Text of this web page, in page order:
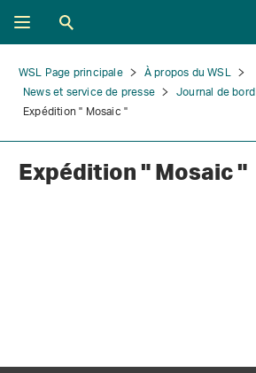
WSL Page principale
À propos du WSL
News et service de presse
Journal de bord
Expédition " Mosaic "
Expédition " Mosaic "